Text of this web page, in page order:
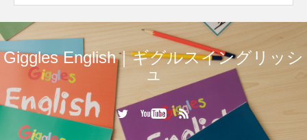
Giggles English｜ギグルスイングリッシ
ュ